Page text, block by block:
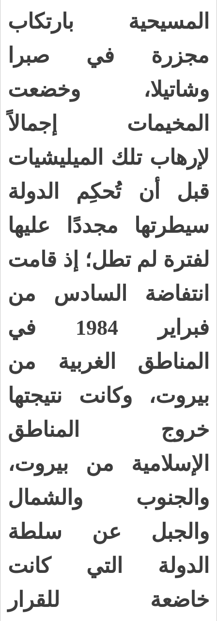
المسيحية بارتكاب
مجزرة في صبرا
وشاتيلا، وخضعت
المخيمات إجمالاً
لإرهاب تلك الميليشيات
قبل أن تُحكِم الدولة
سيطرتها مجددًا عليها
لفترة لم تطل؛ إذ قامت
انتفاضة السادس من
فبراير 1984 في
المناطق الغربية من
بيروت، وكانت نتيجتها
خروج المناطق
الإسلامية من بيروت،
والجنوب والشمال
والجبل عن سلطة
الدولة التي كانت
خاضعة للقرار